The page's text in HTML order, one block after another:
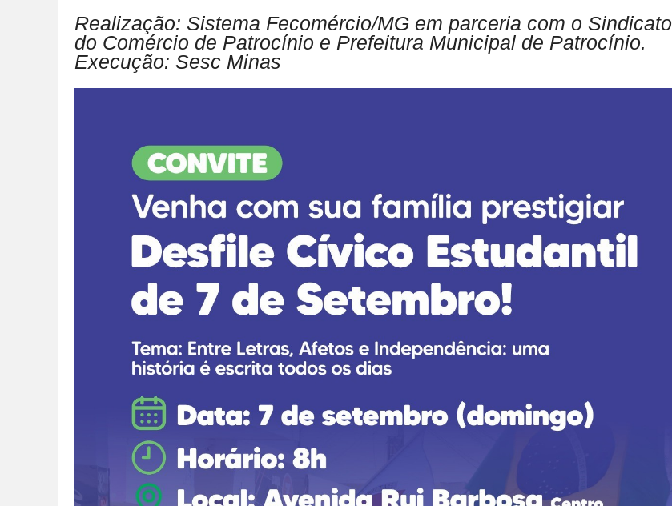
Realização: Sistema Fecomércio/MG em parceria com o Sindicato
do Comércio de Patrocínio e Prefeitura Municipal de Patrocínio.
Execução: Sesc Minas